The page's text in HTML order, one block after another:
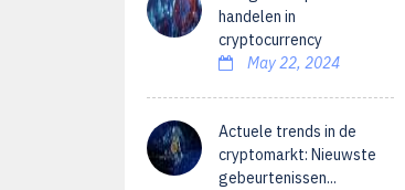
handelen in
cryptocurrency
May 22, 2024
Actuele trends in de
cryptomarkt: Nieuwste
gebeurtenissen...